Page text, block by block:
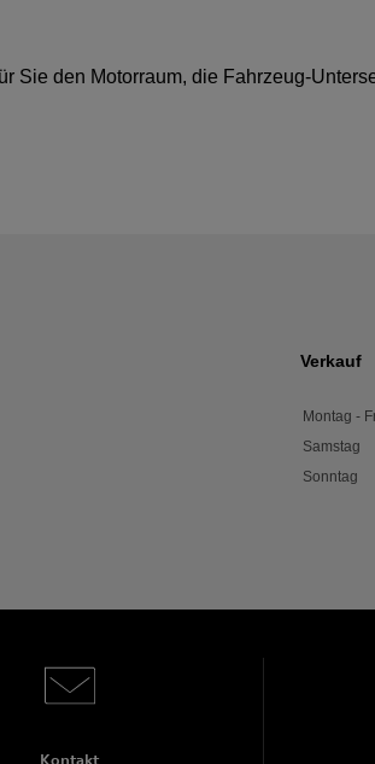
Sie den Motorraum, die Fahrzeug-
Verkauf
Montag -
Samstag
Sonntag
Kontakt